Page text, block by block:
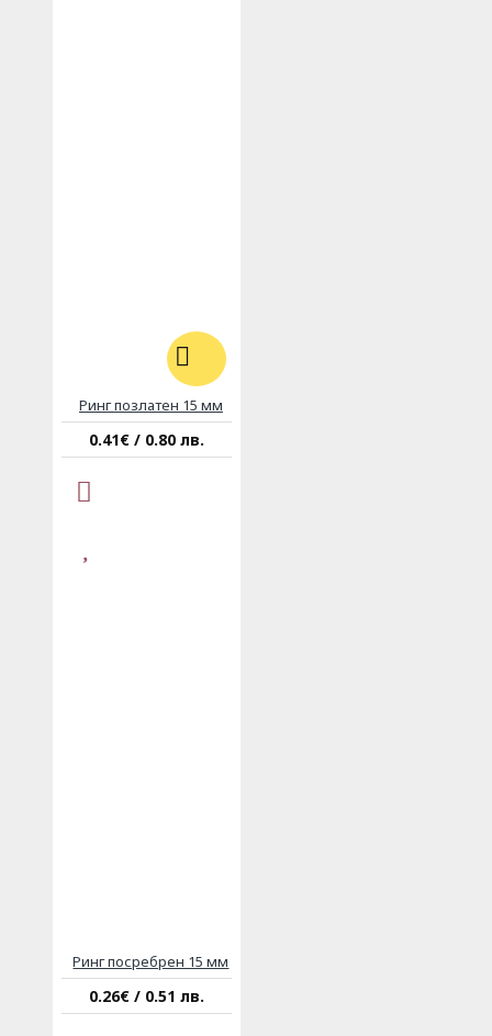
Ринг позлатен 15 мм
0.41€ / 0.80 лв.
Ринг посребрен 15 мм
0.26€ / 0.51 лв.